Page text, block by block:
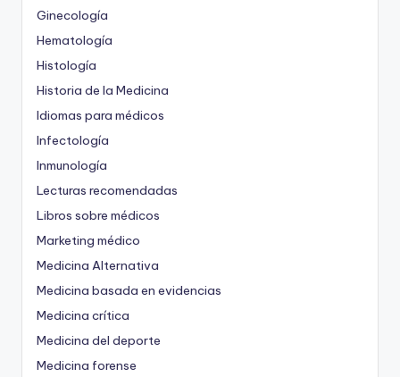
Ginecología
Hematología
Histología
Historia de la Medicina
Idiomas para médicos
Infectología
Inmunología
Lecturas recomendadas
Libros sobre médicos
Marketing médico
Medicina Alternativa
Medicina basada en evidencias
Medicina crítica
Medicina del deporte
Medicina forense